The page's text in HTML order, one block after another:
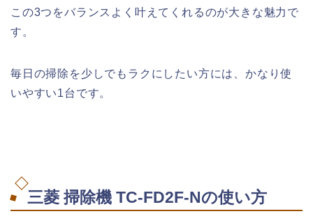
この3つをバランスよく叶えてくれるのが大きな魅力で
す。
毎日の掃除を少しでもラクにしたい方には、かなり使
いやすい1台です。
三菱 掃除機 TC-FD2F-Nの使い方